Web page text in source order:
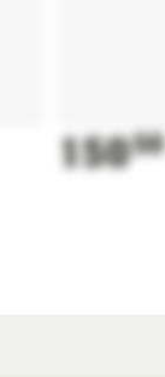
15050